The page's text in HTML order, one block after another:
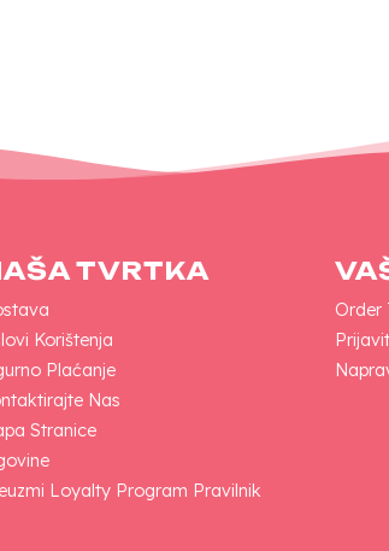
TVRTKA
Korištenja
Plaćanje
Nas
Stranice
Loyalty Program Pravilnik
Order